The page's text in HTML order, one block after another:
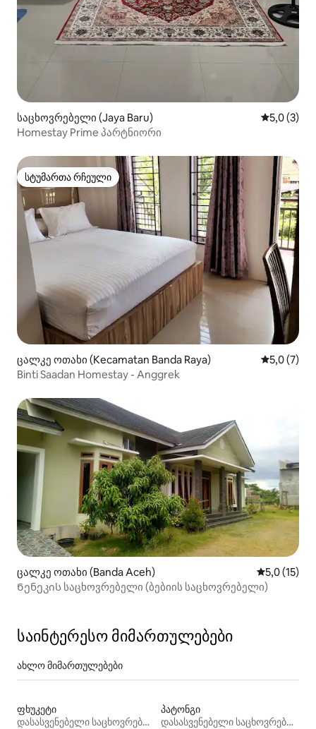
საცხოვრებელი (Jaya Baru) საშუალო
5,0 (3)
Homestay Prime პარტნიორი
სტუმართა რჩეული
სტუმართა რჩეული
ცალკე ოთახი (Kecamatan Banda Raya) საშუალო
5,0 (7)
Binti Saadan Homestay - Anggrek
ცალკე ოთახი (Banda Aceh) საშუალო
5,0 (15)
Ნენეკის საცხოვრებელი (ბებიის საცხოვრებელი)
საინტერესო მიმართულებები
ახლო მიმართულებები
ფხუკეტი
დასასვენებელი საცხოვრებლები
პატონგი
დასასვენებელი საცხოვრებლები